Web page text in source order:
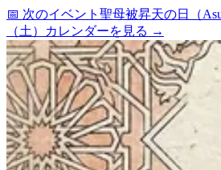
📅 次のイベント 聖母被昇天の日（
（土）
カレンダーを見る →